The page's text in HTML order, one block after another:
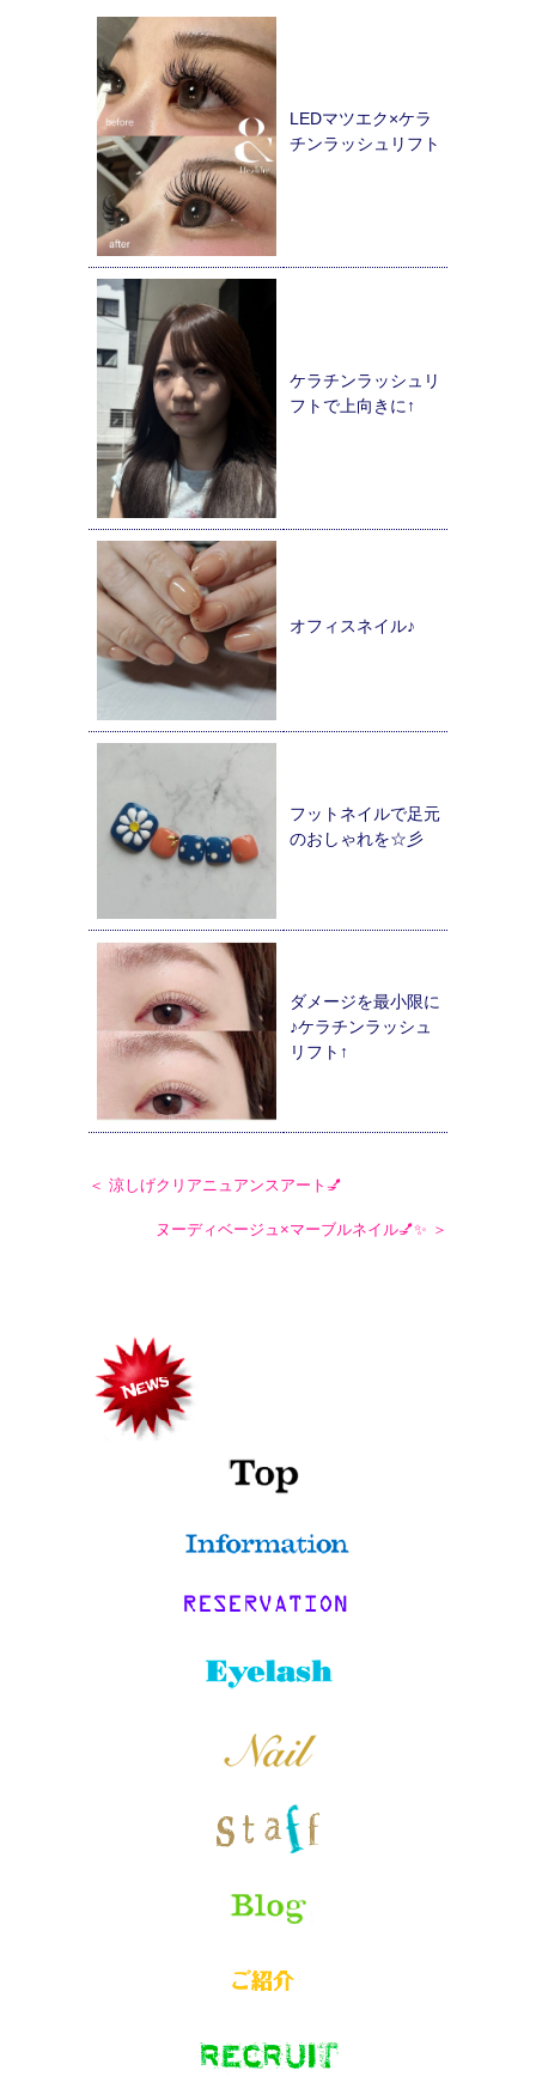
LEDマツエク×ケラ
チンラッシュリフト
ケラチンラッシュリ
フトで上向きに↑
オフィスネイル♪
フットネイルで足元
のおしゃれを☆彡
ダメージを最小限に
♪ケラチンラッシュ
リフト↑
＜ 涼しげクリアニュアンスアート💅
ヌーディベージュ×マーブルネイル💅✨ ＞